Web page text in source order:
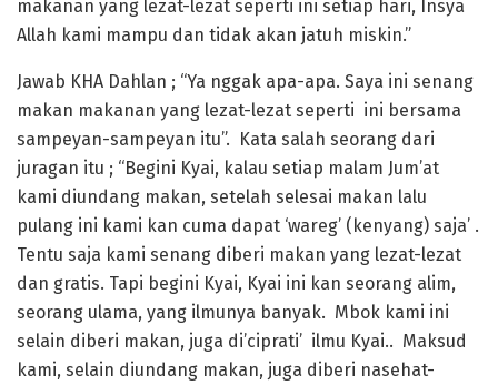
makanan yang lezat-lezat seperti ini setiap hari, Insya
Allah kami mampu dan tidak akan jatuh miskin.”
Jawab KHA Dahlan ; “Ya nggak apa-apa. Saya ini senang
makan makanan yang lezat-lezat seperti ini bersama
sampeyan-sampeyan itu”. Kata salah seorang dari
juragan itu ; “Begini Kyai, kalau setiap malam Jum’at
kami diundang makan, setelah selesai makan lalu
pulang ini kami kan cuma dapat ‘wareg’ (kenyang) saja’ .
Tentu saja kami senang diberi makan yang lezat-lezat
dan gratis. Tapi begini Kyai, Kyai ini kan seorang alim,
seorang ulama, yang ilmunya banyak. Mbok kami ini
selain diberi makan, juga di’ciprati’ ilmu Kyai.. Maksud
kami, selain diundang makan, juga diberi nasehat-